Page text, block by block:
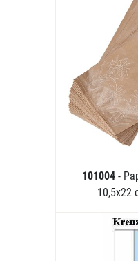
101004 -
10,5x22